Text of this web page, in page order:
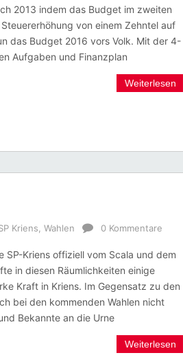
2013 indem das Budget im zweiten
von einem Zehntel auf
das Budget 2016 vors Volk. Mit der 4-
Aufgaben und Finanzplan
Weiterlesen
Kriens Wahlen 0 Kommentare
SP-Kriens offiziell vom Scala und dem
in diesen Räumlichkeiten einige
Kraft in Kriens. Im Gegensatz zu den
bei den kommenden Wahlen nicht
Bekannte an die Urne
Weiterlesen